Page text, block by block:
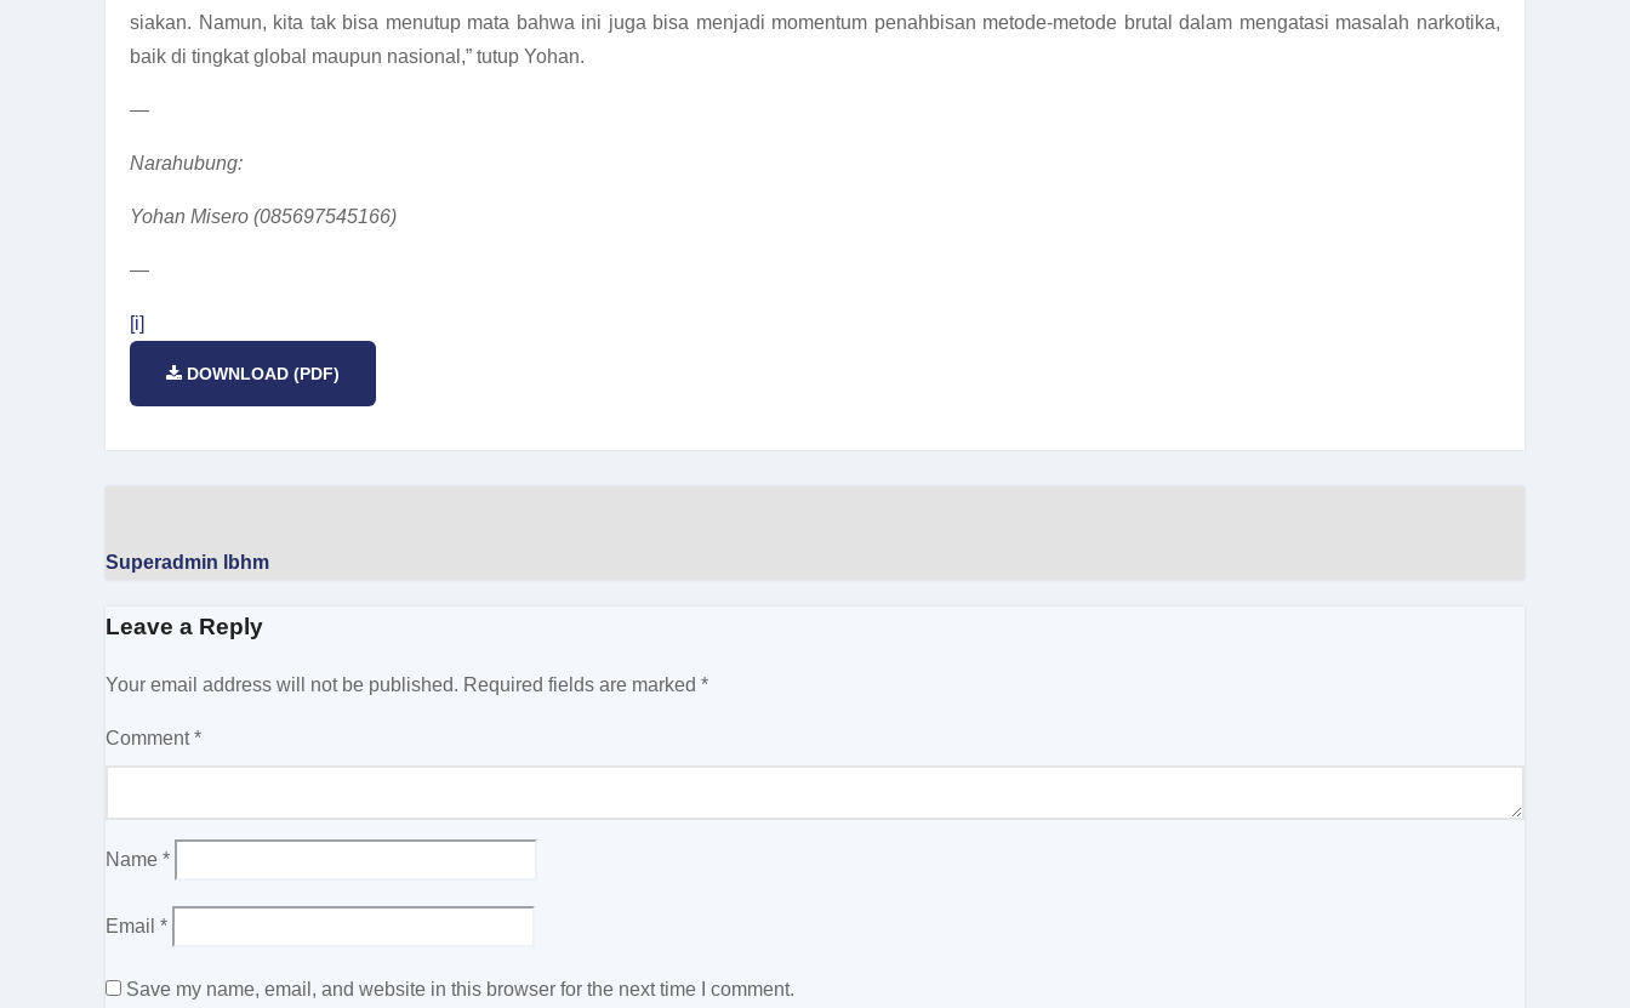
siakan. Namun, kita tak bisa menutup mata bahwa ini juga bisa menjadi momentum penahbisan metode-metode brutal dalam mengatasi masalah narkotika,
baik di tingkat global maupun nasional,” tutup Yohan.
—
Narahubung:
Yohan Misero (085697545166)
—
[i]
DOWNLOAD (PDF)
Superadmin lbhm
Leave a Reply
Your email address will not be published. Required fields are marked *
Comment*
Name *
Email *
Save my name, email, and website in this browser for the next time I comment.